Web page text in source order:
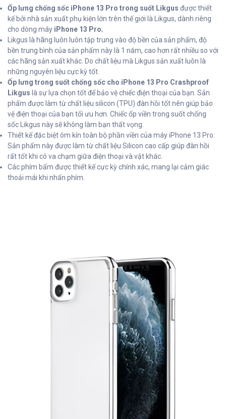
Ốp lưng chống sốc iPhone 13 Pro trong suốt Likgus được thiết
kế bởi nhà sản xuất phụ kiện lớn trên thế giới là Likgus, dành riêng
cho dòng máy iPhone 13 Pro;
Likgus là hãng luôn luôn tập trung vào độ bền của sản phẩm, độ
bền trung bình của sản phẩm này là 1 năm, cao hơn rất nhiều so với
các hãng sản xuất khác. Do chất liệu mà Likgus sản xuất luôn là
những nguyên liệu cực kỳ tốt.
Ốp lưng trong suốt chống sốc cho iPhone 13 Pro Crashproof
Likgus là sự lựa chọn tốt để bảo vệ chiếc điện thoại của bạn. Sản
phẩm được làm từ chất liệu silicon (TPU) đàn hồi tốt nên giúp bảo
vệ điện thoại của bạn tối ưu hơn. Chiếc ốp viền trong suốt chống
sốc Likgus này sẽ không làm bạn thất vọng.
Thiết kế đặc biệt ôm kín toàn bộ phần viền của máy iPhone 13 Pro:
Sản phẩm này được làm từ chất liệu Silicon cao cấp giúp đàn hồi
rất tốt khi có va chạm giữa điện thoại và vật khác.
Các phím bấm được thiết kế cực kỳ chính xác, mang lại cảm giác
thoải mái khi nhấn phím.